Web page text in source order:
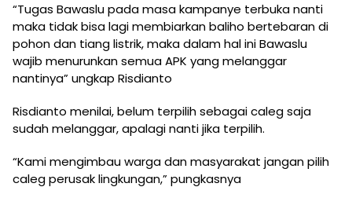
“Tugas Bawaslu pada masa kampanye terbuka nanti
maka tidak bisa lagi membiarkan baliho bertebaran di
pohon dan tiang listrik, maka dalam hal ini Bawaslu
wajib menurunkan semua APK yang melanggar
nantinya” ungkap Risdianto
Risdianto menilai, belum terpilih sebagai caleg saja
sudah melanggar, apalagi nanti jika terpilih.
“Kami mengimbau warga dan masyarakat jangan pilih
caleg perusak lingkungan,” pungkasnya